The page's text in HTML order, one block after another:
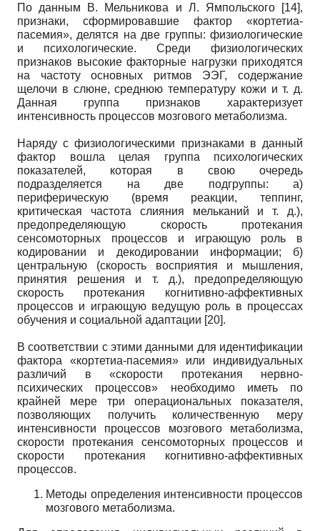
По данным В. Мельникова и Л. Ямпольского [14],
признаки, сформировавшие фактор «кортетиа-
пасемия», делятся на две группы: физиологические
и психологические. Среди физиологических
признаков высокие факторные нагрузки приходятся
на частоту основных ритмов ЭЭГ, содержание
щелочи в слюне, среднюю температуру кожи и т. д.
Данная группа признаков характеризует
интенсивность процессов мозгового метаболизма.
Наряду с физиологическими признаками в данный
фактор вошла целая группа психологических
показателей, которая в свою очередь
подразделяется на две подгруппы: а)
периферическую (время реакции, теппинг,
критическая частота слияния мельканий и т. д.),
предопределяющую скорость протекания
сенсомоторных процессов и играющую роль в
кодировании и декодировании информации; б)
центральную (скорость восприятия и мышления,
принятия решения и т. д.), предопределяющую
скорость протекания когнитивно-аффективных
процессов и играющую ведущую роль в процессах
обучения и социальной адаптации [20].
В соответствии с этими данными для идентификации
фактора «кортетиа-пасемия» или индивидуальных
различий в «скорости протекания нервно-
психических процессов» необходимо иметь по
крайней мере три операциональных показателя,
позволяющих получить количественную меру
интенсивности процессов мозгового метаболизма,
скорости протекания сенсомоторных процессов и
скорости протекания когнитивно-аффективных
процессов.
Методы определения интенсивности процессов
мозгового метаболизма.